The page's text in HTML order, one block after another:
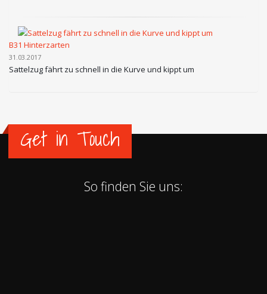
B31 Hinterzarten
31.03.2017
Sattelzug fährt zu schnell in die Kurve und kippt um
Get in Touch
So finden Sie uns: